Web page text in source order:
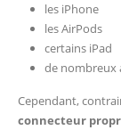
les iPhone
les AirPods
certains iPad
de nombreux
Cependant,
connecteur